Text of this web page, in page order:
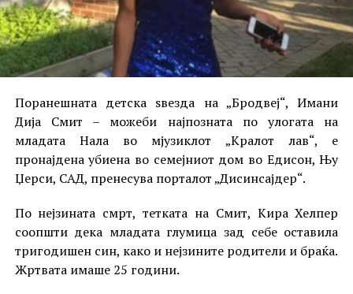
Поранешната детска ѕвезда на „Бродвеј“, Имани
Дија Смит – можеби најпозната по улогата на
младата Нала во мјузиклот „Кралот лав“, е
пронајдена убиена во семејниот дом во Едисон, Њу
Џерси, САД, пренесува порталот „Дисинсајдер“.
По нејзината смрт, тетката на Смит, Кира Хелпер
соопшти дека младата глумица зад себе оставила
тригодишен син, како и нејзините родители и браќа.
Жртвата имаше 25 години.